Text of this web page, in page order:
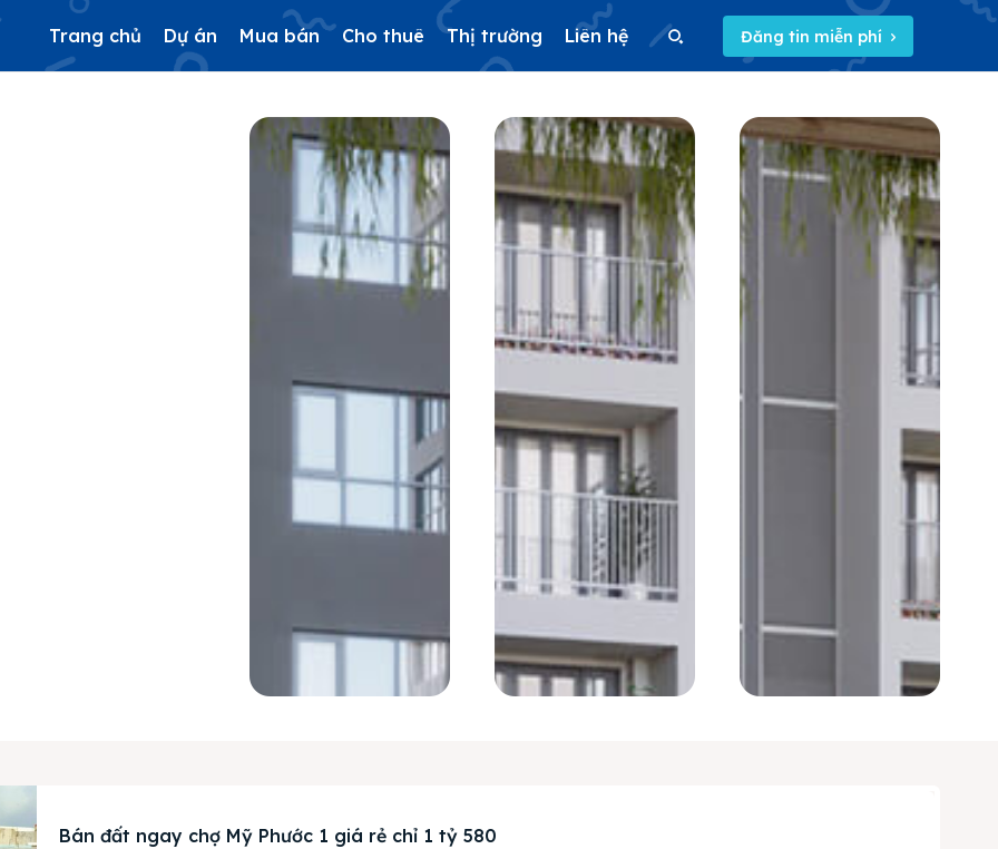
Search
Search
Trang chủ Dự án Mua bán Cho thuê Thị trường Liên hệ Đăng tin miễn phí
Bán đất ngay chợ Mỹ Phước 1 giá rẻ chỉ 1 tỷ 580